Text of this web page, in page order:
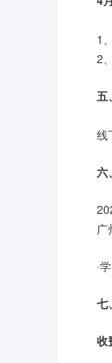
1
2
五
线
六
广
·
七
收